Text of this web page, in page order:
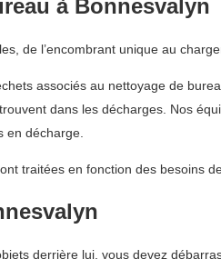
à Bonnesvalyn
de l’encombrant unique au
associés au nettoyage de
dans les décharges. Nos
en décharge.
traitées en fonction des besoins
derrière lui, vous devez